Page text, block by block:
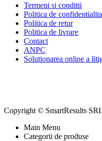
Termeni si conditii
Politica de
Politica de retur
Politica de livrare
Contact
ANPC
Solutionarea online a
Copyright © SmartResults
Main Menu
Categorii de produse